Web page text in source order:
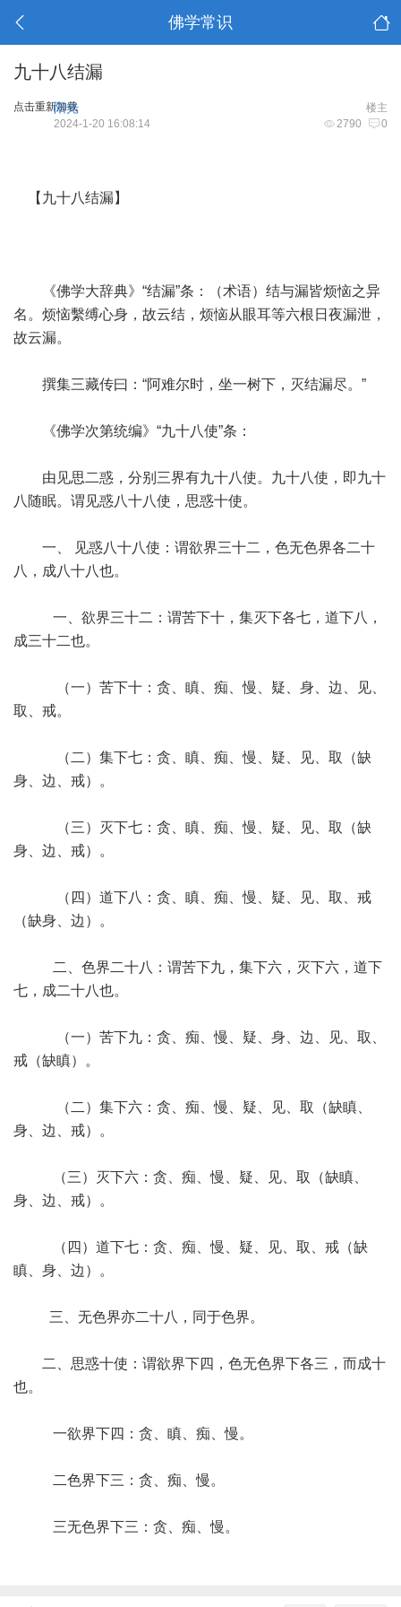
佛学常识
九十八结漏
点击重新加载 楼主
阳光
2790 0
2024-1-20 16:08:14
【九十八结漏】
《佛学大辞典》“结漏”条：（术语）结与漏皆烦恼之异
名。烦恼繫缚心身，故云结，烦恼从眼耳等六根日夜漏泄，
故云漏。
撰集三藏传曰：“阿难尔时，坐一树下，灭结漏尽。”
《佛学次第统编》“九十八使”条：
由见思二惑，分别三界有九十八使。九十八使，即九十
八随眠。谓见惑八十八使，思惑十使。
一、 见惑八十八使：谓欲界三十二，色无色界各二十
八，成八十八也。
一、欲界三十二：谓苦下十，集灭下各七，道下八，
成三十二也。
（一）苦下十：贪、瞋、痴、慢、疑、身、边、见、
取、戒。
（二）集下七：贪、瞋、痴、慢、疑、见、取（缺
身、边、戒）。
（三）灭下七：贪、瞋、痴、慢、疑、见、取（缺
身、边、戒）。
（四）道下八：贪、瞋、痴、慢、疑、见、取、戒
（缺身、边）。
二、色界二十八：谓苦下九，集下六，灭下六，道下
七，成二十八也。
（一）苦下九：贪、痴、慢、疑、身、边、见、取、
戒（缺瞋）。
（二）集下六：贪、痴、慢、疑、见、取（缺瞋、
身、边、戒）。
（三）灭下六：贪、痴、慢、疑、见、取（缺瞋、
身、边、戒）。
（四）道下七：贪、痴、慢、疑、见、取、戒（缺
瞋、身、边）。
三、无色界亦二十八，同于色界。
二、思惑十使：谓欲界下四，色无色界下各三，而成十
也。
一欲界下四：贪、瞋、痴、慢。
二色界下三：贪、痴、慢。
三无色界下三：贪、痴、慢。